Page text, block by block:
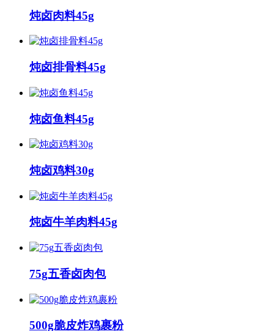
炖卤肉料45g
炖卤排骨料45g
炖卤鱼料45g
炖卤鸡料30g
炖卤牛羊肉料45g
75g五香卤肉包
500g脆皮炸鸡裹粉